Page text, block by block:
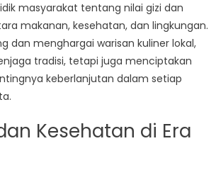
masyarakat tentang nilai gizi dan
makanan, kesehatan, dan lingkungan.
dan menghargai warisan kuliner lokal,
tradisi, tetapi juga menciptakan
keberlanjutan dalam setiap
Kesehatan di Era